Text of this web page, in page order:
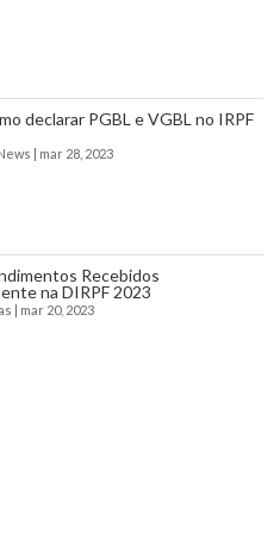
declarar PGBL e VGBL no IRPF
| mar 28, 2023
Recebidos
na DIRPF 2023
| mar 20, 2023